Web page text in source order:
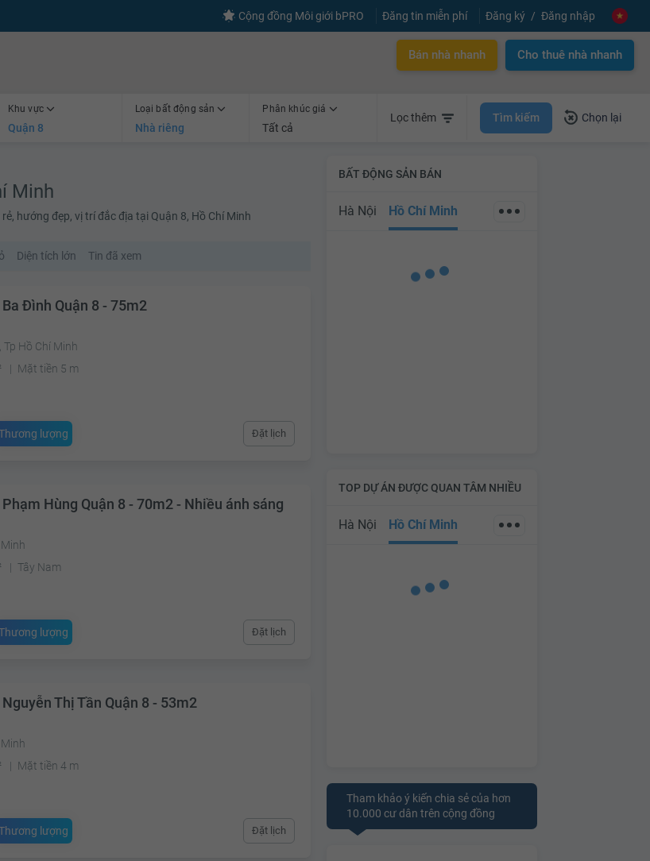
Cộng đồng Môi giới bPRO Đăng tin miễn phí Đăng ký Đăng nhập
Bán nhà nhanh Cho thuê nhà nhanh
Khu vực
Quận 8
Loại bất động sản
Nhà riêng
Phân khúc giá
Tất cả
Lọc thêm Tìm kiếm Chọn lại
Minh
hướng đẹp, vị trí đắc địa tại Quận 8, Hồ Chí Minh
Diện tích lớn Tin đã xem
Đình Quận 8 - 75m2
Tp Hồ Chí Minh
Mặt tiền 5 m
lượng Đặt lịch
Hùng Quận 8 - 70m2 - Nhiều ánh sáng
Tây Nam
lượng Đặt lịch
Thị Tần Quận 8 - 53m2
Mặt tiền 4 m
lượng Đặt lịch
BẤT ĐỘNG SẢN BÁN
Hà Nội Hồ Chí Minh
TOP DỰ ÁN ĐƯỢC QUAN TÂM NHIỀU
Hà Nội Hồ Chí Minh
Tham khảo ý kiến chia sẻ của hơn
10.000 cư dân trên cộng đồng